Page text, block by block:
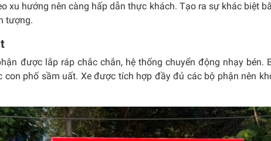
xu hướng nên càng hấp dẫn thực khách. Tạo ra sự khác biệt
tượng.
được lắp ráp chắc chắn, hệ thống chuyển động nhạy bén.
con phố sầm uất. Xe được tích hợp đầy đủ các bộ phận nên